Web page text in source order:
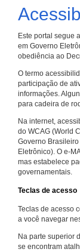
Este portal segue
em Governo
obediência ao
O termo
participação de
informações.
para cadeira de
Na internet,
do WCAG (World
Governo
Eletrônico). O e-
mas estabelece
governamentais.
Teclas de acesso
Teclas de acesso
a você navegar
Na parte superior
se encontram